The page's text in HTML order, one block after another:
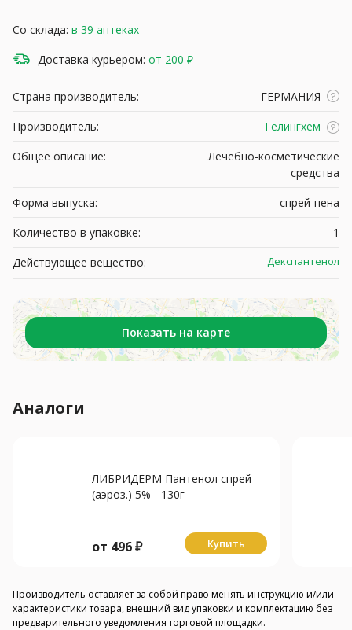
Со склада: в 39 аптеках
Доставка курьером: от 200 ₽
Страна производитель:
ГЕРМАНИЯ
Производитель:
Гелингхем
Общее описание:
Лечебно-косметические
средства
Форма выпуска:
спрей-пена
Количество в упаковке:
1
Действующее вещество:
Декспантенол
Показать на карте
Аналоги
ЛИБРИДЕРМ Пантенол спрей
(аэроз.) 5% - 130г
от 496₽ Купить
Производитель оставляет за собой право менять инструкцию и/или
характеристики товара, внешний вид упаковки и комплектацию без
предварительного уведомления торговой площадки.